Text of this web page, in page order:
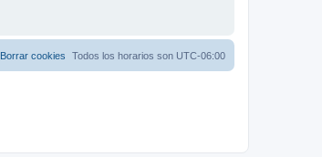
Todos los horarios son UTC-06:00
Borrar cookies